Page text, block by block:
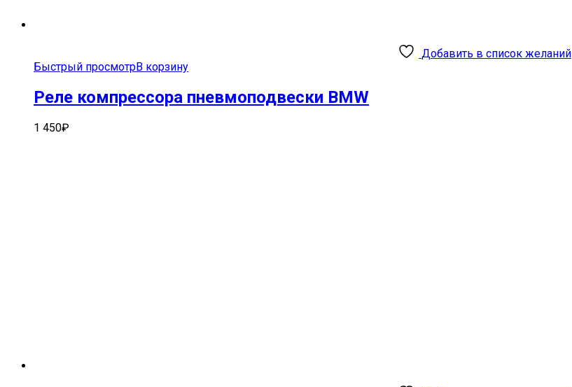
Добавить в список желаний
Быстрый просмотрВ корзину
Реле компрессора пневмоподвески BMW
1 450₽